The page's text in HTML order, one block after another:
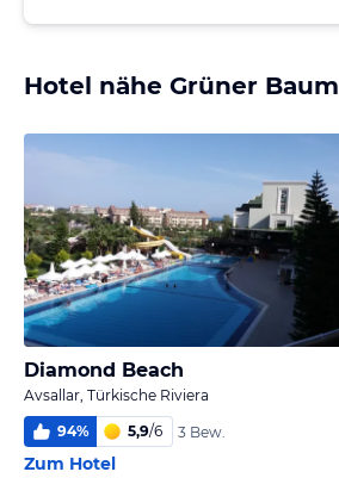
Hotel nähe Grüner Baum
Diamond Beach
Avsallar, Türkische Riviera
94% 5,9/6 3 Bew.
Zum Hotel